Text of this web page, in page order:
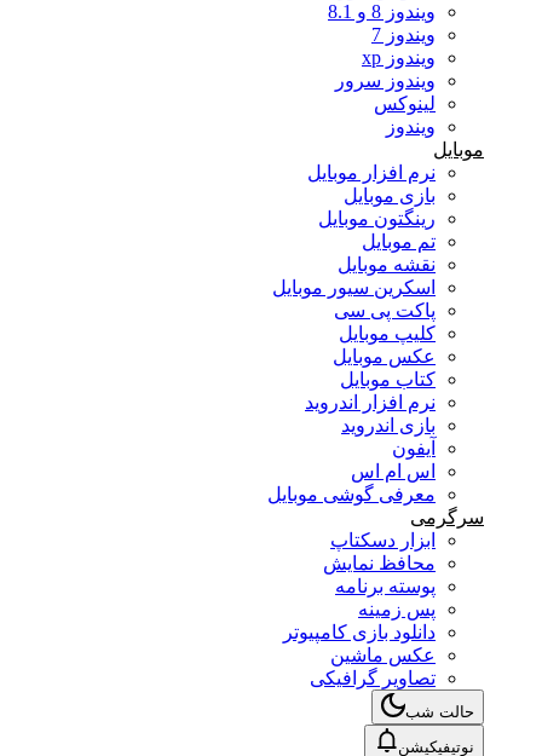
ویندوز 8 و 8.1
ویندوز 7
ویندوز xp
ویندوز سرور
لینوکس
ویندوز
موبایل
نرم افزار موبایل
بازی موبایل
رینگتون موبایل
تم موبایل
نقشه موبایل
اسکرین سیور موبایل
پاکت پی سی
کلیپ موبایل
عکس موبایل
کتاب موبایل
نرم افزار اندروید
بازی اندروید
آیفون
اس ام اس
معرفی گوشی موبایل
سرگرمی
ابزار دسکتاپ
محافظ نمایش
پوسته برنامه
پس زمینه
دانلود بازی کامپیوتر
عکس ماشین
تصاویر گرافیکی
حالت شب
نوتیفیکیشن